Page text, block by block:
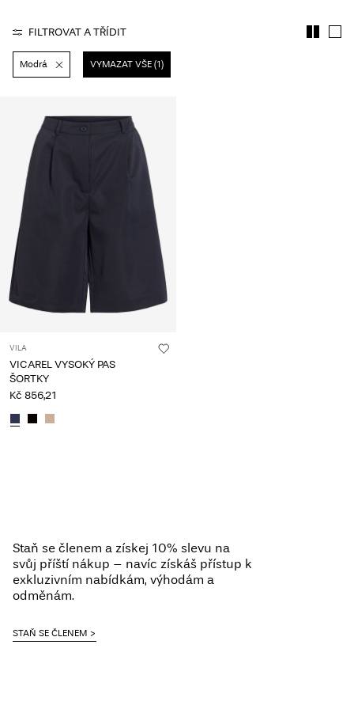
čeština
FILTROVAT A TŘÍDIT
Modrá VYMAZAT VŠE (1)
VILA
VICAREL VYSOKÝ PAS
ŠORTKY
Kč 856,21
Staň se členem a získej 10% slevu na
svůj příští nákup – navíc získáš přístup k
exkluzivním nabídkám, výhodám a
odměnám.
STAŇ SE ČLENEM